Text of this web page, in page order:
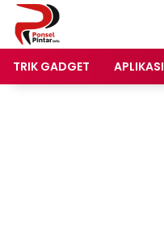
Langsung
konten
TRIK GADGET
APLIKASI